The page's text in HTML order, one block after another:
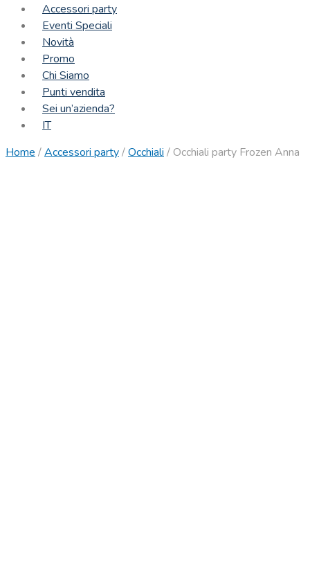
Accessori party
Eventi Speciali
Novità
Promo
Chi Siamo
Punti vendita
Sei un’azienda?
IT
Home /Accessori party/Occhiali / Occhiali party Frozen Anna